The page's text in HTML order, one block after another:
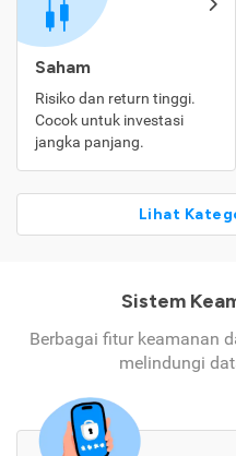
Saham
Risiko dan return tinggi.
Cocok untuk investasi
jangka panjang.
Lihat
Sistem
Berbagai fitur keamanan
melindungi